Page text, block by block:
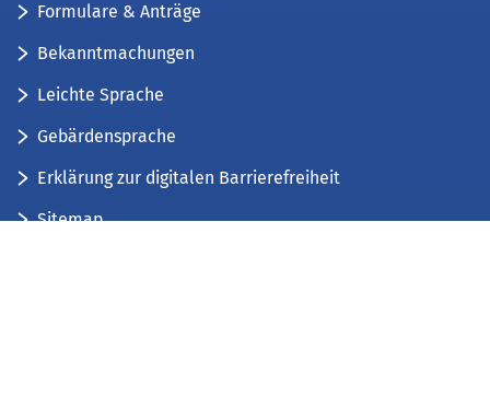
Formulare & Anträge
Bekanntmachungen
Leichte Sprache
Gebärdensprache
Erklärung zur digitalen Barrierefreiheit
Sitemap